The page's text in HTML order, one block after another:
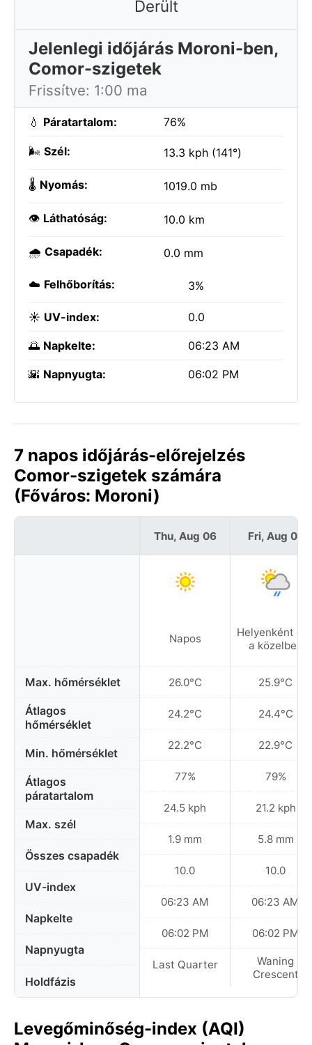
Derült
Jelenlegi időjárás Moroni-ben,
Comor-szigetek
Frissítve: 1:00 ma
💧 Páratartalom: 76%
🌬️ Szél: 13.3 kph (141°)
🌡️ Nyomás: 1019.0 mb
👁️ Láthatóság: 10.0 km
🌧️ Csapadék: 0.0 mm
☁️ Felhőborítás: 3%
☀️ UV-index: 0.0
🌅 Napkelte: 06:23 AM
🌇 Napnyugta: 06:02 PM
7 napos időjárás-előrejelzés
Comor-szigetek számára
(Főváros: Moroni)
Max. hőmérséklet
Átlagos
hőmérséklet
Min. hőmérséklet
Átlagos
páratartalom
Max. szél
Összes csapadék
UV-index
Napkelte
Napnyugta
Holdfázis
Thu, Aug 06
Napos
26.0°C
24.2°C
22.2°C
77%
24.5 kph
1.9 mm
10.0
06:23 AM
06:02 PM
Last Quarter
Fri, Aug 07
Helyenként
a közelben
25.9°C
24.4°C
22.9°C
79%
21.2 kph
5.8 mm
10.0
06:23 AM
06:02 PM
Waning
Crescent
Levegőminőség-index (AQI)